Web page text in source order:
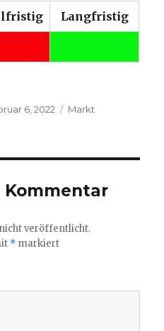
Langfristig
6, 2022 Kategorien
Markt
Kommentar
veröffentlicht.
* markiert